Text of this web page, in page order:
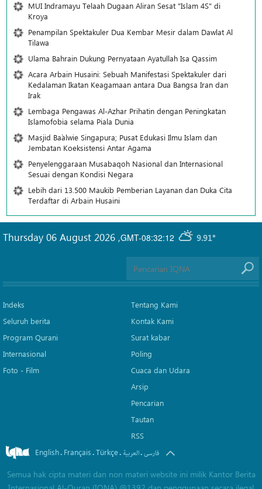
MUI Indramayu Telaah Dugaan Aliran Sesat "Islam 4S" di
Kroya
Penampilan Spektakuler Dua Kembar Mesir dalam Dawlat Al
Tilawa
Ulama Bahrain Dukung Pernyataan Ayatullah Isa Qassim
Acara Arbain Husaini: Sebuah Manifestasi Spektakuler dari
Kedalaman Ikatan Keagamaan antara Dua Bangsa Iran dan
Irak
Lembaga Pengawas Al-Azhar Prihatin dengan Peningkatan
Islamofobia selama Piala Dunia
Masjid Ba`alwie Singapura; Pusat Edukasi Ilmu Islam dan
Jembatan Koeksistensi Antar Agama
Penyelenggaraan Musabaqoh Nasional dan Internasional
Sesuai dengan Kondisi Negara
Lebih dari 13.500 Maukib Pemberian Layanan dan Duka Cita
Terdaftar di Arbain Husaini
GMT-08:32:12 9.91°
Thursday 06 August 2026 ,
Indeks
Seluruh berita
Program Qurani
Internasional
Foto - Film
Tentang Kami
Kontak Kami
Surat kabar
Poling
Cuaca dan Udara
Arsip
Pencarian
Tautan
RSS
English. Français.Türkçe. العربیة.فارسی
Semua hak cipta materi dan non materi website ini milik Kantor Berita